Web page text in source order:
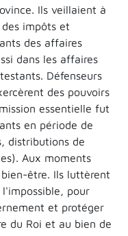
Ils veillaient à
impôts et
des affaires
dans les affaires
Défenseurs
des pouvoirs
essentielle fut
en période de
distributions de
Aux moments
être. Ils luttèrent
l'impossible, pour
et protéger
du Roi et au bien de